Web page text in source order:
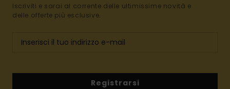
Iscriviti e sarai al corrente delle ultimissime novità e
delle offerte più esclusive.
Registrarsi